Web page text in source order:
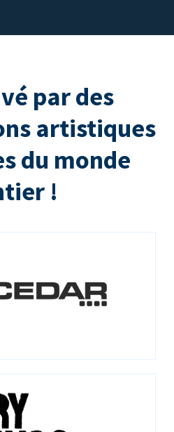
par des
artistiques
du monde
!